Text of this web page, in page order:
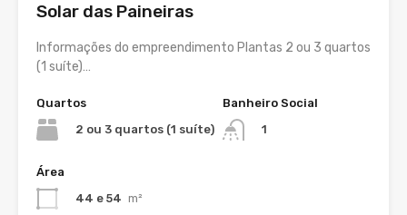
Solar das Paineiras
Informações do empreendimento Plantas 2 ou 3 quartos
(1 suíte)…
Quartos
2 ou 3 quartos (1 suíte)
Banheiro Social
1
Área
44 e 54 m²